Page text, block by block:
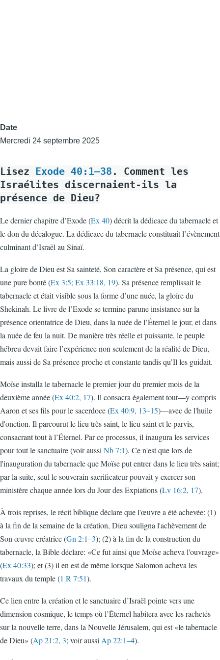
Date
Mercredi 24 septembre 2025
Lisez Exode 40:1–38 . Comment les
Israélites discernaient-ils la
présence de Dieu?
Le dernier chapitre d’Exode (Ex 40) décrit la dédicace du tabernacle et
le don du décalogue. La dédicace du tabernacle constituait l’évènement
culminant d’Israël au Sinaï.
La gloire de Dieu est Sa sainteté, Son caractère et Sa présence, qui est
une pure bonté (Ex 3:5; Ex 33:18, 19). Sa présence remplissait le
tabernacle et était visible sous la forme d’une nuée, la gloire du
Shekinah. Le livre de l’Exode se termine parune insistance sur la
présence orientatrice de Dieu, dans la nuée de l’Éternel le jour, et dans
la nuée de feu la nuit. De manière très réelle et puissante, le peuple
hébreu devait faire l’expérience non seulement de la réalité de Dieu,
mais aussi de Sa présence proche et constante tandis qu’Il les guidait.
Moïse installa le tabernacle le premier jour du premier mois de la
deuxième année (Ex 40:2, 17). Il consacra également tout—y compris
Aaron et ses fils pour le sacerdoce (Ex 40:9, 13–15)—avec de l'huile
d'onction. Il parcourut le lieu très saint, le lieu saint et le parvis,
consacrant tout à l’Éternel. Par ce processus, il inaugura les services
pour tout le sanctuaire (voir aussi Nb 7:1). Ce n'est que lors de
l'inauguration du tabernacle que Moïse put entrer dans le lieu très saint;
par la suite, seul le souverain sacrificateur pouvait y exercer son
ministère chaque année lors du Jour des Expiations (Lv 16:2, 17).
À trois reprises, le récit biblique déclare que l'œuvre a été achevée: (1)
à la fin de la semaine de la création, Dieu souligna l'achèvement de
Son œuvre créatrice (Gn 2:1–3); (2) à la fin de la construction du
tabernacle, la Bible déclare: «Ce fut ainsi que Moïse acheva l'ouvrage»
(Ex 40:33); et (3) il en est de même lorsque Salomon acheva les
travaux du temple (1 R 7:51).
Ce lien entre la création et le sanctuaire d’Israël pointe vers une
dimension cosmique, le temps où l’Éternel habitera avec les rachetés
sur la nouvelle terre, dans la Nouvelle Jérusalem, qui est «le tabernacle
de Dieu» (Ap 21:2, 3; voir aussi Ap 22:1–4).